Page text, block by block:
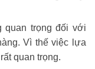
quan trọng đối với
Vì thế việc lựa
quan trọng.